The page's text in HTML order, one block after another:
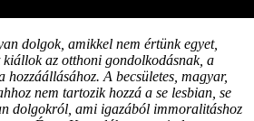
dolgok, amikkel nem értünk egyet,
az otthoni gondolkodásnak, a
hozzáállásához. A becsületes, magyar,
nem tartozik hozzá a se lesbian, se
dolgokról, ami igazából immoralitáshoz